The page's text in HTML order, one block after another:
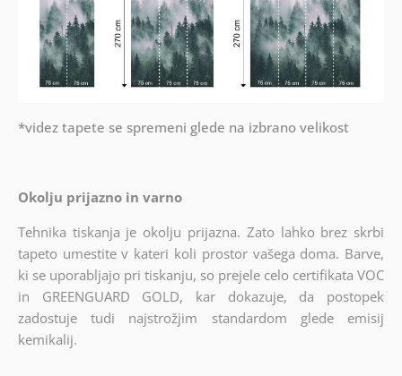
*videz tapete se spremeni glede na izbrano velikost
Okolju prijazno in varno
Tehnika tiskanja je okolju prijazna. Zato lahko brez skrbi
tapeto umestite v kateri koli prostor vašega doma. Barve,
ki se uporabljajo pri tiskanju, so prejele celo certifikata VOC
in GREENGUARD GOLD, kar dokazuje, da postopek
zadostuje tudi najstrožjim standardom glede emisij
kemikalij.